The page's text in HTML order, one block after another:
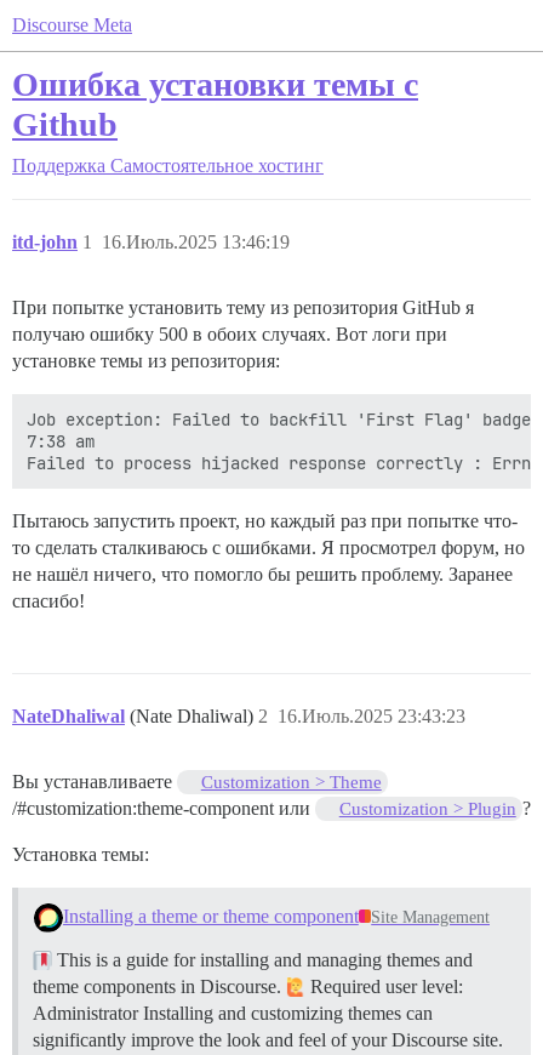
Discourse Meta
Ошибка установки темы с
Github
Поддержка Самостоятельное хостинг
itd-john 16.Июль.2025 13:46:19
1
При попытке установить тему из репозитория GitHub я
получаю ошибку 500 в обоих случаях. Вот логи при
установке темы из репозитория:
Job exception: Failed to backfill 'First Flag' badge:
7:38 am
Пытаюсь запустить проект, но каждый раз при попытке что-
то сделать сталкиваюсь с ошибками. Я просмотрел форум, но
не нашёл ничего, что помогло бы решить проблему. Заранее
спасибо!
NateDhaliwal (Nate Dhaliwal) 16.Июль.2025 23:43:23
2
Вы устанавливаете Customization > Theme
/#customization:theme-component или Customization > Plugin ?
Установка темы:
Installing a theme or theme component Site Management
This is a guide for installing and managing themes and
theme components in Discourse.
Required user level:
Administrator Installing and customizing themes can
significantly improve the look and feel of your Discourse site.